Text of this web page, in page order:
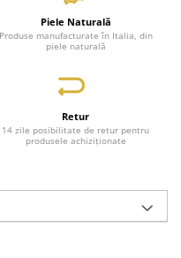
Piele Naturală
Produse manufacturate în Italia, din
piele naturală
Retur
14 zile posibilitate de retur pentru
produsele achiziționate